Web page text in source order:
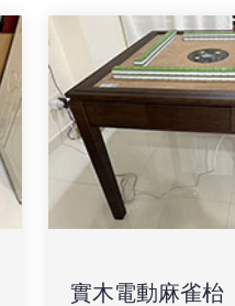
實木電動麻雀枱